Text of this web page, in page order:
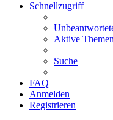
Schnellzugriff
Aktive
Suche
FAQ
Anmelden
Registrieren